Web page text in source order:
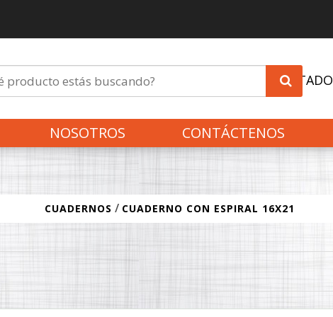
INVITADO
NOSOTROS CONTÁCTENOS
CUADERNOS / CUADERNO CON ESPIRAL 16X21